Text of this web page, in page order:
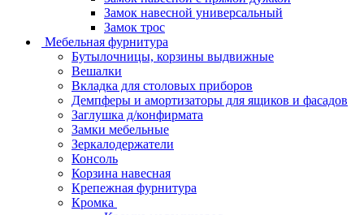
Замок навесной универсальный
Замок трос
Мебельная фурнитура
Бутылочницы, корзины выдвижные
Вешалки
Вкладка для столовых приборов
Демпферы и амортизаторы для ящиков и фасадов
Заглушка д/конфирмата
Замки мебельные
Зеркалодержатели
Консоль
Корзина навесная
Крепежная фурнитура
Кромка